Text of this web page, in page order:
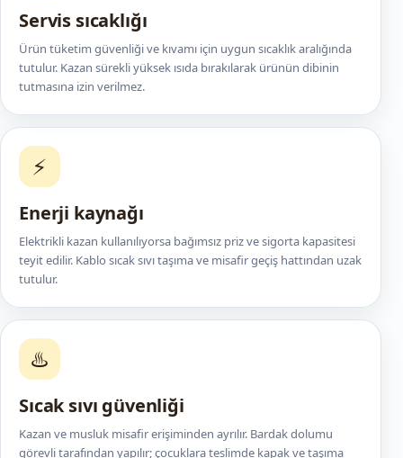
Servis sıcaklığı
Ürün tüketim güvenliği ve kıvamı için uygun sıcaklık aralığında
tutulur. Kazan sürekli yüksek ısıda bırakılarak ürünün dibinin
tutmasına izin verilmez.
⚡
Enerji kaynağı
Elektrikli kazan kullanılıyorsa bağımsız priz ve sigorta kapasitesi
teyit edilir. Kablo sıcak sıvı taşıma ve misafir geçiş hattından uzak
tutulur.
♨️
Sıcak sıvı güvenliği
Kazan ve musluk misafir erişiminden ayrılır. Bardak dolumu
görevli tarafından yapılır; çocuklara teslimde kapak ve taşıma